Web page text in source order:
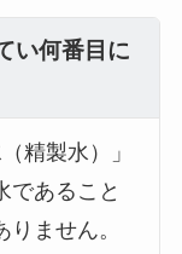
い何番目に
精製水）」
であること
ません。